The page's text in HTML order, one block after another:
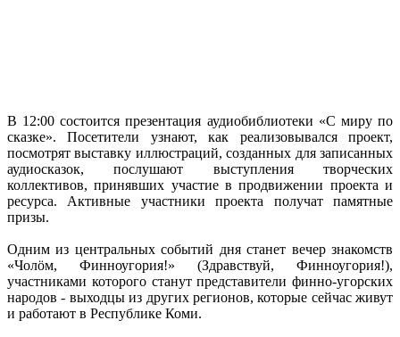
В 12:00 состоится презентация аудиобиблиотеки «С миру по
сказке». Посетители узнают, как реализовывался проект,
посмотрят выставку иллюстраций, созданных для записанных
аудиосказок, послушают выступления творческих
коллективов, принявших участие в продвижении проекта и
ресурса. Активные участники проекта получат памятные
призы.
Одним из центральных событий дня станет вечер знакомств
«Чолöм, Финноугория!» (Здравствуй, Финноугория!),
участниками которого станут представители финно-угорских
народов - выходцы из других регионов, которые сейчас живут
и работают в Республике Коми.